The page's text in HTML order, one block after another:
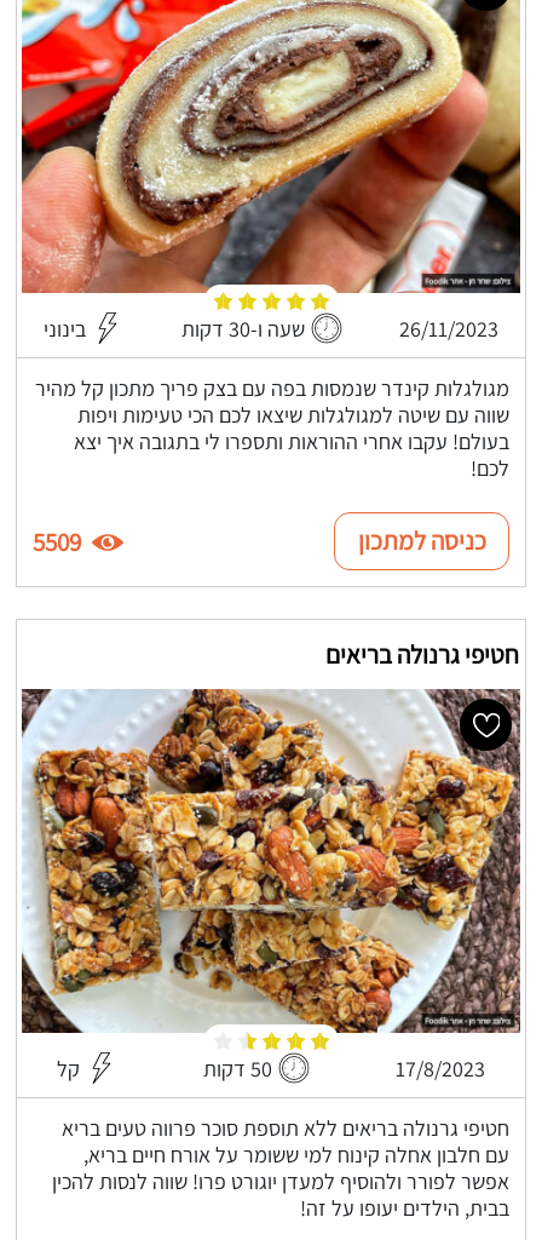
26/11/2023 שעה ו-30 דקות בינוני
מגולגלות קינדר שנמסות בפה עם בצק פריך מתכון קל מהיר
שווה עם שיטה למגולגלות שיצאו לכם הכי טעימות ויפות
בעולם! עקבו אחרי ההוראות ותספרו לי בתגובה איך יצא
לכם!
כניסה למתכון 5509
חטיפי גרנולה בריאים
17/8/2023 50 דקות קל
חטיפי גרנולה בריאים ללא תוספת סוכר פרווה טעים בריא
עם חלבון אחלה קינוח למי ששומר על אורח חיים בריא,
אפשר לפורר ולהוסיף למעדן יוגורט פרו! שווה לנסות להכין
בבית, הילדים יעופו על זה!